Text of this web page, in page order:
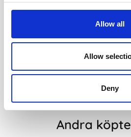
Allow all
Allow
Deny
konstläder 2027
Andra